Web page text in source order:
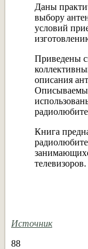
Даны
выбору
условий
Приведены
описания
Книга
телевизоров.
Источник
88